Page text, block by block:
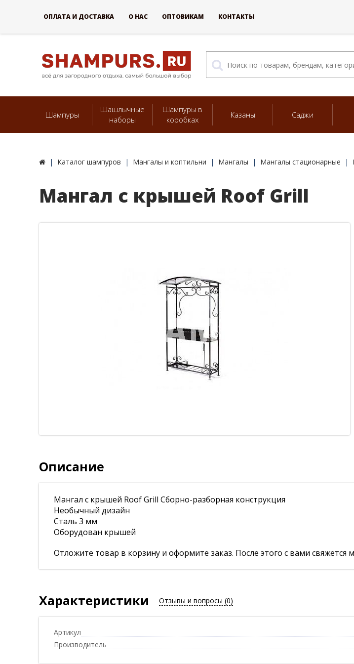
Шампуры
Шашлычные
наборы
Шампуры в
коробках
Казаны Саджи
Каталог шампуров Мангалы и коптильни Мангалы Мангалы стационарные
Мангал с крышей Roof Grill
Описание
Мангал с крышей Roof Grill Сборно-разборная конструкция
Необычный дизайн
Сталь 3 мм
Оборудован крышей
Отложите товар в корзину и оформите заказ. После этого с вами свяжется
Характеристики Отзывы и вопросы (0)
Артикул
Производитель
ОПЛАТА И ДОСТАВКА О НАС ОПТОВИКАМ КОНТАКТЫ